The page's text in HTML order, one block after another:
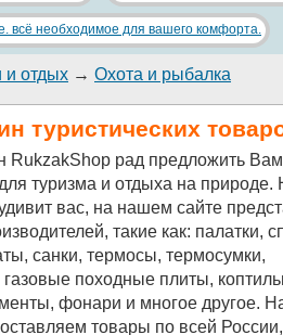
и отдых → Охота и рыбалка
туристических
RukzakShop рад предложить
туризма и отдыха на
вас, на нашем сайте
такие как: палатки,
санки, термосы, термосумки,
походные плиты,
фонари и многое другое.
товары по всей России,